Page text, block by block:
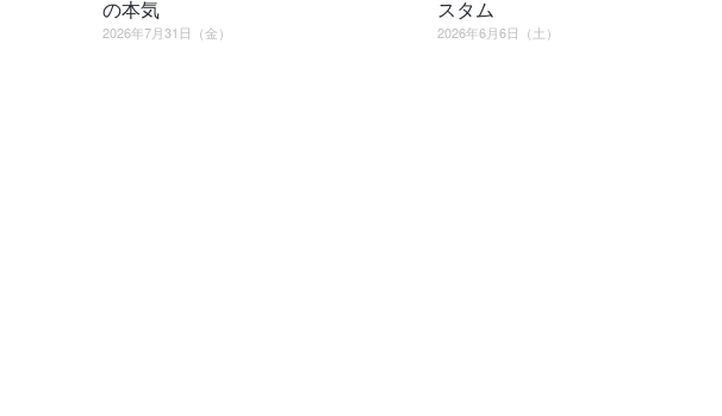
の本気
2026年7月31日（金）
スタム
2026年6月6日（土）